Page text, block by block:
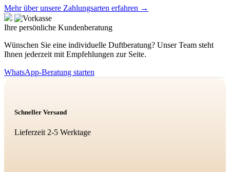
Mehr über unsere Zahlungsarten erfahren →
Ihre persönliche Kundenberatung
Wünschen Sie eine individuelle Duftberatung? Unser Team steht
Ihnen jederzeit mit Empfehlungen zur Seite.
WhatsApp-Beratung starten
Schneller Versand
Lieferzeit 2-5 Werktage